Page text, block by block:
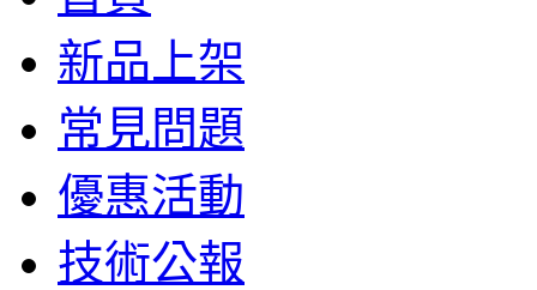
新品上架
常見問題
優惠活動
技術公報